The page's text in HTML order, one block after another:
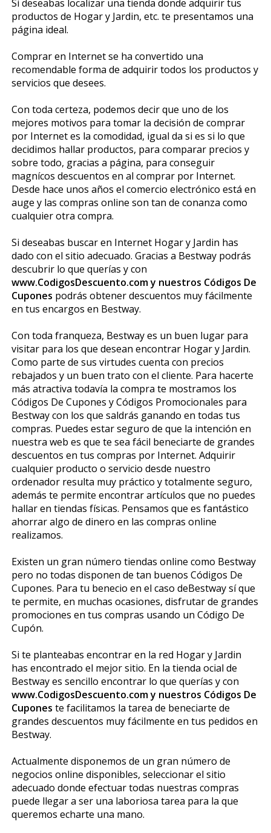
Si deseabas localizar una tienda donde adquirir tus
productos de Hogar y Jardin, etc. te presentamos una
página ideal.
Comprar en Internet se ha convertido una
recomendable forma de adquirir todos los productos y
servicios que desees.
Con toda certeza, podemos decir que uno de los
mejores motivos para tomar la decisión de comprar
por Internet es la comodidad, igual da si es si lo que
decidimos hallar productos, para comparar precios y
sobre todo, gracias a página, para conseguir
magníficos descuentos en al comprar por Internet.
Desde hace unos años el comercio electrónico está en
auge y las compras online son tan de confianza como
cualquier otra compra.
Si deseabas buscar en Internet Hogar y Jardin has
dado con el sitio adecuado. Gracias a Bestway podrás
descubrir lo que querías y con
www.CodigosDescuento.com y nuestros Códigos De
Cupones podrás obtener descuentos muy fácilmente
en tus encargos en Bestway.
Con toda franqueza, Bestway es un buen lugar para
visitar para los que desean encontrar Hogar y Jardin.
Como parte de sus virtudes cuenta con precios
rebajados y un buen trato con el cliente. Para hacerte
más atractiva todavía la compra te mostramos los
Códigos De Cupones y Códigos Promocionales para
Bestway con los que saldrás ganando en todas tus
compras. Puedes estar seguro de que la intención en
nuestra web es que te sea fácil beneficiarte de grandes
descuentos en tus compras por Internet. Adquirir
cualquier producto o servicio desde nuestro
ordenador resulta muy práctico y totalmente seguro,
además te permite encontrar artículos que no puedes
hallar en tiendas físicas. Pensamos que es fantástico
ahorrar algo de dinero en las compras online
realizamos.
Existen un gran número tiendas online como Bestway
pero no todas disponen de tan buenos Códigos De
Cupones. Para tu beneficio en el caso deBestway sí que
te permite, en muchas ocasiones, disfrutar de grandes
promociones en tus compras usando un Código De
Cupón.
Si te planteabas encontrar en la red Hogar y Jardin
has encontrado el mejor sitio. En la tienda oficial de
Bestway es sencillo encontrar lo que querías y con
www.CodigosDescuento.com y nuestros Códigos De
Cupones te facilitamos la tarea de beneficiarte de
grandes descuentos muy fácilmente en tus pedidos en
Bestway.
Actualmente disponemos de un gran número de
negocios online disponibles, seleccionar el sitio
adecuado donde efectuar todas nuestras compras
puede llegar a ser una laboriosa tarea para la que
queremos echarte una mano.